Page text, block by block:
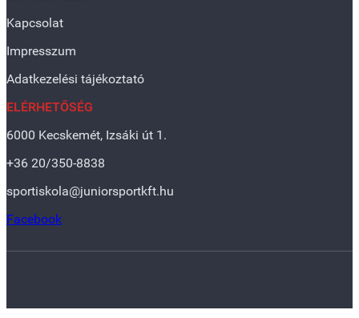
Kapcsolat
Impresszum
Adatkezelési tájékoztató
ELÉRHETŐSÉG
6000 Kecskemét, Izsáki út 1.
+36 20/350-8838
sportiskola@juniorsportkft.hu
Facebook